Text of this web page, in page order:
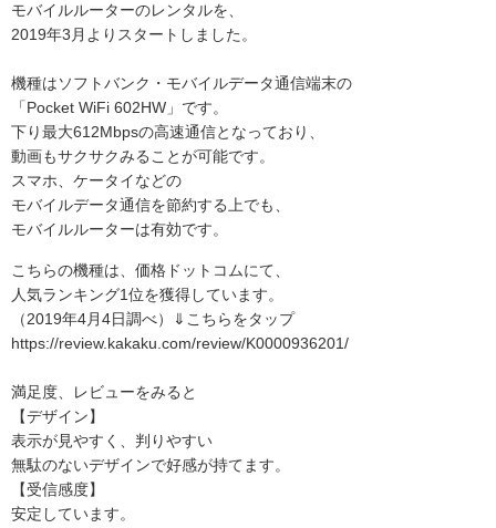
モバイルルーターのレンタルを、
2019年3月よりスタートしました。
機種はソフトバンク・モバイルデータ通信端末の
「Pocket WiFi 602HW」です。
下り最大612Mbpsの高速通信となっており、
動画もサクサクみることが可能です。
スマホ、ケータイなどの
モバイルデータ通信を節約する上でも、
モバイルルーターは有効です。
こちらの機種は、価格ドットコムにて、
人気ランキング1位を獲得しています。
（2019年4月4日調べ）⇓こちらをタップ
https://review.kakaku.com/review/K0000936201/
満足度、レビューをみると
【デザイン】
表示が見やすく、判りやすい
無駄のないデザインで好感が持てます。
【受信感度】
安定しています。